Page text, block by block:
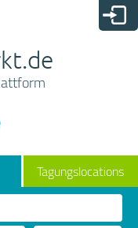
Tagungslocations